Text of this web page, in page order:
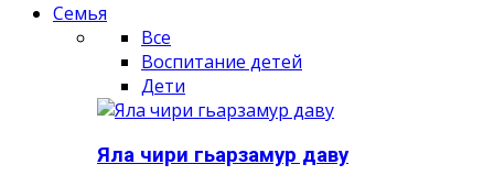
Семья
Все
Воспитание детей
Дети
Яла чири гьарзамур даву